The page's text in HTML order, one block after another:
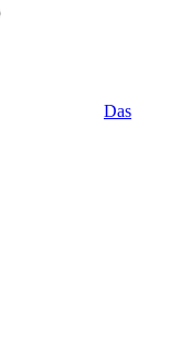
Das